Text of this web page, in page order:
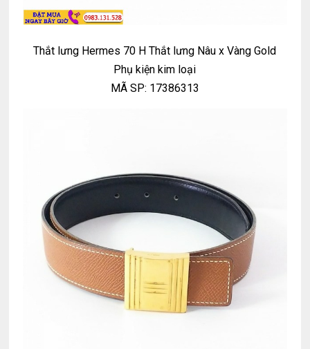
Thắt lưng Hermes 70 H Thắt lưng Nâu x Vàng Gold
Phụ kiện kim loại
MÃ SP: 17386313